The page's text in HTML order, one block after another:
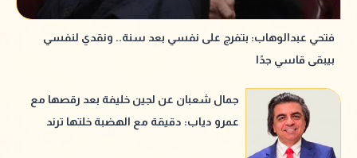
فتحي عبدالوهاب: بتفرج على نفسي بعد سنة.. ونقدي لنفسي
بيبقى قاسي جدًا
جمال شعبان عن لجين خليفة بعد رقصها مع
عمرو دياب: دقيقة مع الهضبة خلتها ترند